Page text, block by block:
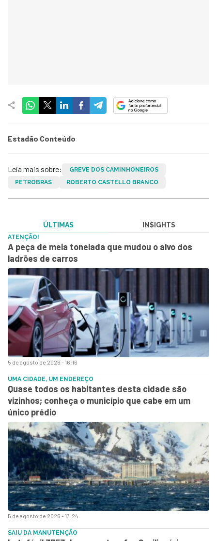
Estadão Conteúdo
Leia mais sobre:
GREVE DOS CAMINHONEIROS
PETROBRAS
ROBERTO CASTELLO BRANCO
ÚLTIMAS IN$IGHTS
5 de agosto de 2026 - 16:16
ATENÇÃO!
A peça de meia tonelada que mudou o alvo dos
ladrões de carros
5 de agosto de 2026 - 13:24
UMA CIDADE, UM ENDEREÇO
Quase todos os habitantes desta cidade são
vizinhos; conheça o município que cabe em um
único prédio
SAIU DA MANUTENÇÃO